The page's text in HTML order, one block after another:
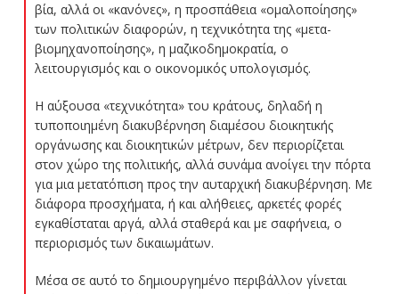
βία, αλλά οι «κανόνες», η προσπάθεια «ομαλοποίησης»
των πολιτικών διαφορών, η τεχνικότητα της «μετα-
βιομηχανοποίησης», η μαζικοδημοκρατία, ο
λειτουργισμός και ο οικονομικός υπολογισμός.
Η αύξουσα «τεχνικότητα» του κράτους, δηλαδή η
τυποποιημένη διακυβέρνηση διαμέσου διοικητικής
οργάνωσης και διοικητικών μέτρων, δεν περιορίζεται
στον χώρο της πολιτικής, αλλά συνάμα ανοίγει την πόρτα
για μια μετατόπιση προς την αυταρχική διακυβέρνηση. Με
διάφορα προσχήματα, ή και αλήθειες, αρκετές φορές
εγκαθίσταται αργά, αλλά σταθερά και με σαφήνεια, ο
περιορισμός των δικαιωμάτων.
Μέσα σε αυτό το δημιουργημένο περιβάλλον γίνεται